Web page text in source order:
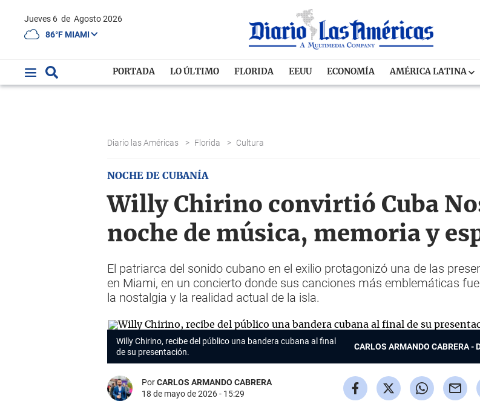
Jueves 6 de Agosto 2026
86°F MIAMI
PORTADA LO ÚLTIMO FLORIDA EEUU ECONOMÍA AMÉRICA LATINA
Diario las Américas > Florida > Cultura
NOCHE DE CUBANÍA
Willy Chirino convirtió Cuba
noche de música, memoria y
El patriarca del sonido cubano en el exilio protagonizó una de las
en Miami, en un concierto donde sus canciones más emblemáticas
la nostalgia y la realidad actual de la isla.
Willy Chirino, recibe del público una bandera cubana al final
de su presentación.
CARLOS ARMANDO CABRERA -
PorCARLOS ARMANDO CABRERA
18 de mayo de 2026 - 15:29